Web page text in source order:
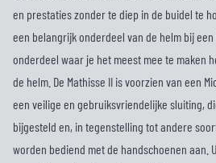
en prestaties zonder te diep in de buidel te
een belangrijk onderdeel van de helm bij
onderdeel waar je het meest mee te maken
de helm. De Mathisse II is voorzien van een
een veilige en gebruiksvriendelijke sluiting,
bijgesteld en, in tegenstelling tot andere
worden bediend met de handschoenen aan.